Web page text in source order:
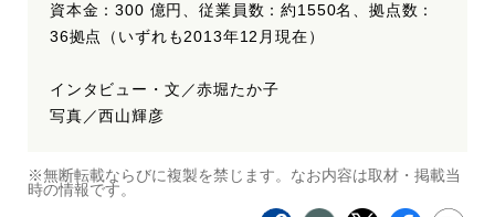
資本金：300 億円、従業員数：約1550名、拠点数：
36拠点（いずれも2013年12月現在）
インタビュー・文／赤堀たか子
写真／西山輝彦
※無断転載ならびに複製を禁じます。なお内容は取材・掲載当
時の情報です。